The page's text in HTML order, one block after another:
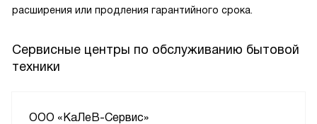
расширения или продления гарантийного срока.
Сервисные центры по обслуживанию бытовой
техники
ООО «КаЛеВ-Сервис»